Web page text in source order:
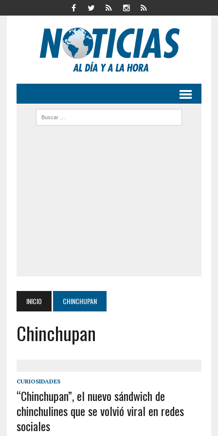
INICIO CHINCHUPAN
Chinchupan
CURIOSIDADES
“Chinchupan”, el nuevo sándwich de
chinchulines que se volvió viral en redes
sociales